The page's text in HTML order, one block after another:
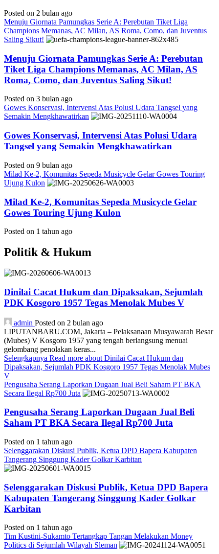
Posted on 2 bulan ago
Menuju Giornata Pamungkas Serie A: Perebutan Tiket Liga
Champions Memanas, AC Milan, AS Roma, Como, dan Juventus
Saling Sikut!
Menuju Giornata Pamungkas Serie A: Perebutan
Tiket Liga Champions Memanas, AC Milan, AS
Roma, Como, dan Juventus Saling Sikut!
Posted on 3 bulan ago
Gowes Konservasi, Intervensi Atas Polusi Udara Tangsel yang
Semakin Mengkhawatirkan
Gowes Konservasi, Intervensi Atas Polusi Udara
Tangsel yang Semakin Mengkhawatirkan
Posted on 9 bulan ago
Milad Ke-2, Komunitas Sepeda Musicycle Gelar Gowes Touring
Ujung Kulon
Milad Ke-2, Komunitas Sepeda Musicycle Gelar
Gowes Touring Ujung Kulon
Posted on 1 tahun ago
Politik & Hukum
Dinilai Cacat Hukum dan Dipaksakan, Sejumlah
PDK Kosgoro 1957 Tegas Menolak Mubes V
admin Posted on 2 bulan ago
LIPUTANBARU.COM, Jakarta – Pelaksanaan Musyawarah Besar
(Mubes) V Kosgoro 1957 yang tengah berlangsung menuai
gelombang penolakan keras...
Selengkapnya Read more about Dinilai Cacat Hukum dan
Dipaksakan, Sejumlah PDK Kosgoro 1957 Tegas Menolak Mubes
V
Pengusaha Serang Laporkan Dugaan Jual Beli Saham PT BKA
Secara Ilegal Rp700 Juta
Pengusaha Serang Laporkan Dugaan Jual Beli
Saham PT BKA Secara Ilegal Rp700 Juta
Posted on 1 tahun ago
Selenggarakan Diskusi Publik, Ketua DPD Bapera Kabupaten
Tangerang Singgung Kader Golkar Karbitan
Selenggarakan Diskusi Publik, Ketua DPD Bapera
Kabupaten Tangerang Singgung Kader Golkar
Karbitan
Posted on 1 tahun ago
Tim Kustini-Sukamto Tertangkap Tangan Melakukan Money
Politics di Sejumlah Wilayah Sleman